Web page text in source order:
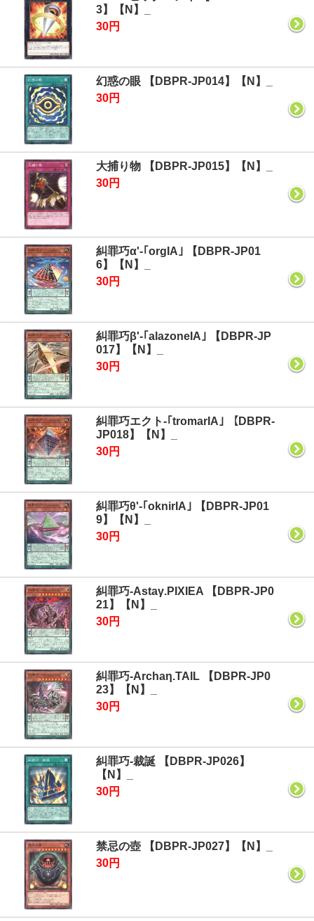
3】【N】_
30円
幻惑の眼 【DBPR-JP014】【N】_
30円
大捕り物 【DBPR-JP015】【N】_
30円
糾罪巧α'-｢orgIA｣ 【DBPR-JP01
6】【N】_
30円
糾罪巧β'-｢alazoneIA｣ 【DBPR-JP
017】【N】_
30円
糾罪巧エクト-｢tromarIA｣ 【DBPR-
JP018】【N】_
30円
糾罪巧θ'-｢oknirIA｣ 【DBPR-JP01
9】【N】_
30円
糾罪巧-Astaγ.PIXIEA 【DBPR-JP0
21】【N】_
30円
糾罪巧-Archaη.TAIL 【DBPR-JP0
23】【N】_
30円
糾罪巧-裁誕 【DBPR-JP026】
【N】_
30円
禁忌の壺 【DBPR-JP027】【N】_
30円